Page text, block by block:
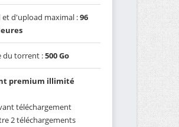
d'upload maximal :96
du torrent :500 Go
premium illimité
téléchargement
2 téléchargements